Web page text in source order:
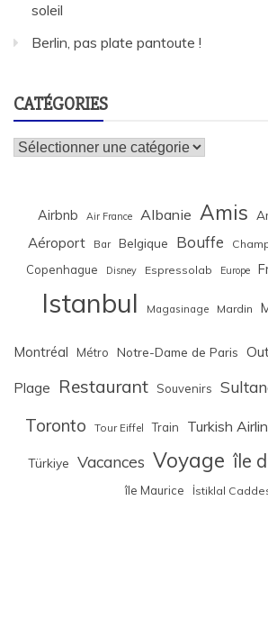
soleil
Berlin, pas plate pantoute !
CATÉGORIES
Catégories
Airbnb Air France Albanie Amis
Aéroport Bar Belgique Bouffe
Copenhague Disney Espressolab Europe
Istanbul Magasinage Mardin
Montréal Métro Notre-Dame de Paris
Plage Restaurant Souvenirs
Toronto Tour Eiffel Train Turkish
Türkiye Vacances Voyage île
île Maurice İstiklal